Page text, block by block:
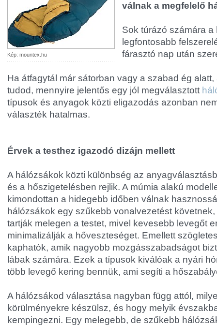
Kép: mountex.hu
válnak a megfelelő
Sok túrázó számára
legfontosabb
fárasztó nap után
Ha átfagytál már sátorban vagy a szabad ég
tudod, mennyire jelentős egy jól megválasztott
típusok és anyagok közti eligazodás azonban
választék hatalmas.
Érvek a testhez igazodó dizájn mellett
A hálózsákok közti különbség az
és a hőszigetelésben rejlik. A múmia alakú
kimondottan a hidegebb időben válnak
hálózsákok egy szűkebb vonalvezetést
tartják melegen a testet, mivel kevesebb levegőt
minimalizálják a hőveszteséget. Emellett
kaphatók, amik nagyobb mozgásszabadságot
lábak számára. Ezek a típusok kiválóak a nyári
több levegő kering bennük, ami segíti a
A hálózsákod választása nagyban függ attól,
körülményekre készülsz, és hogy melyik
kempingezni. Egy melegebb, de szűkebb